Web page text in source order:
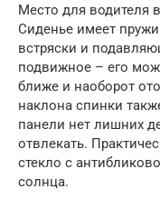
Место для водителя
Сиденье имеет
встряски и
подвижное – его
ближе и наоборот
наклона спинки
панели нет лишних
отвлекать.
стекло с
солнца.